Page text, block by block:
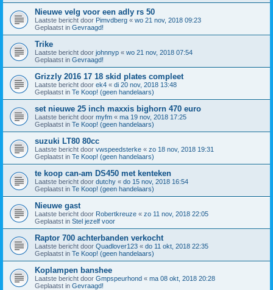
Nieuwe velg voor een adly rs 50
Laatste bericht door Pimvdberg « wo 21 nov, 2018 09:23
Geplaatst in Gevraagd!
Trike
Laatste bericht door johnnyp « wo 21 nov, 2018 07:54
Geplaatst in Gevraagd!
Grizzly 2016 17 18 skid plates compleet
Laatste bericht door ek4 « di 20 nov, 2018 13:48
Geplaatst in Te Koop! (geen handelaars)
set nieuwe 25 inch maxxis bighorn 470 euro
Laatste bericht door myfm « ma 19 nov, 2018 17:25
Geplaatst in Te Koop! (geen handelaars)
suzuki LT80 80cc
Laatste bericht door vwspeedsterke « zo 18 nov, 2018 19:31
Geplaatst in Te Koop! (geen handelaars)
te koop can-am DS450 met kenteken
Laatste bericht door dutchy « do 15 nov, 2018 16:54
Geplaatst in Te Koop! (geen handelaars)
Nieuwe gast
Laatste bericht door Robertkreuze « zo 11 nov, 2018 22:05
Geplaatst in Stel jezelf voor
Raptor 700 achterbanden verkocht
Laatste bericht door Quadlover123 « do 11 okt, 2018 22:35
Geplaatst in Te Koop! (geen handelaars)
Koplampen banshee
Laatste bericht door Gmpspeurhond « ma 08 okt, 2018 20:28
Geplaatst in Gevraagd!